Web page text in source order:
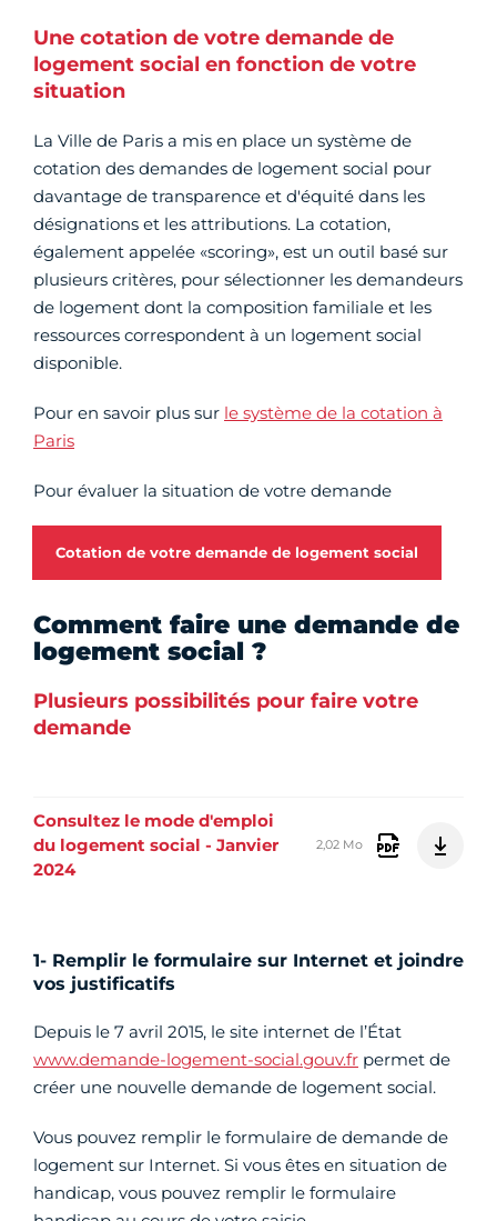
Une cotation de votre demande de
logement social en fonction de votre
situation
La Ville de Paris a mis en place un système de
cotation des demandes de logement social pour
davantage de transparence et d'équité dans les
désignations et les attributions. La cotation,
également appelée «scoring», est un outil basé sur
plusieurs critères, pour sélectionner les demandeurs
de logement dont la composition familiale et les
ressources correspondent à un logement social
disponible.
Pour en savoir plus sur le système de la cotation à
Paris
Pour évaluer la situation de votre demande
Cotation de votre demande de logement social
Comment faire une demande de
logement social ?
Plusieurs possibilités pour faire votre
demande
Consultez le mode d'emploi
du logement social - Janvier
2024
2,02 Mo
1- Remplir le formulaire sur Internet et joindre
vos justificatifs
Depuis le 7 avril 2015, le site internet de l’État
www.demande-logement-social.gouv.fr permet de
créer une nouvelle demande de logement social.
Vous pouvez remplir le formulaire de demande de
logement sur Internet. Si vous êtes en situation de
handicap, vous pouvez remplir le formulaire